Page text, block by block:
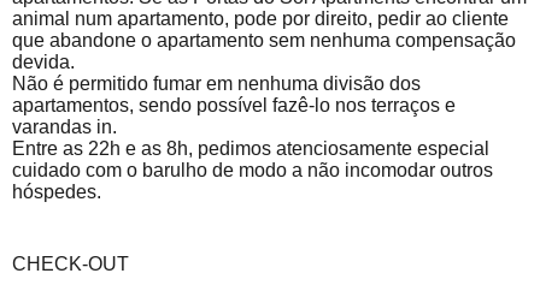
animal num apartamento, pode por direito, pedir ao cliente
que abandone o apartamento sem nenhuma compensação
devida.
Não é permitido fumar em nenhuma divisão dos
apartamentos, sendo possível fazê-lo nos terraços e
varandas in.
Entre as 22h e as 8h, pedimos atenciosamente especial
cuidado com o barulho de modo a não incomodar outros
hóspedes.
CHECK-OUT